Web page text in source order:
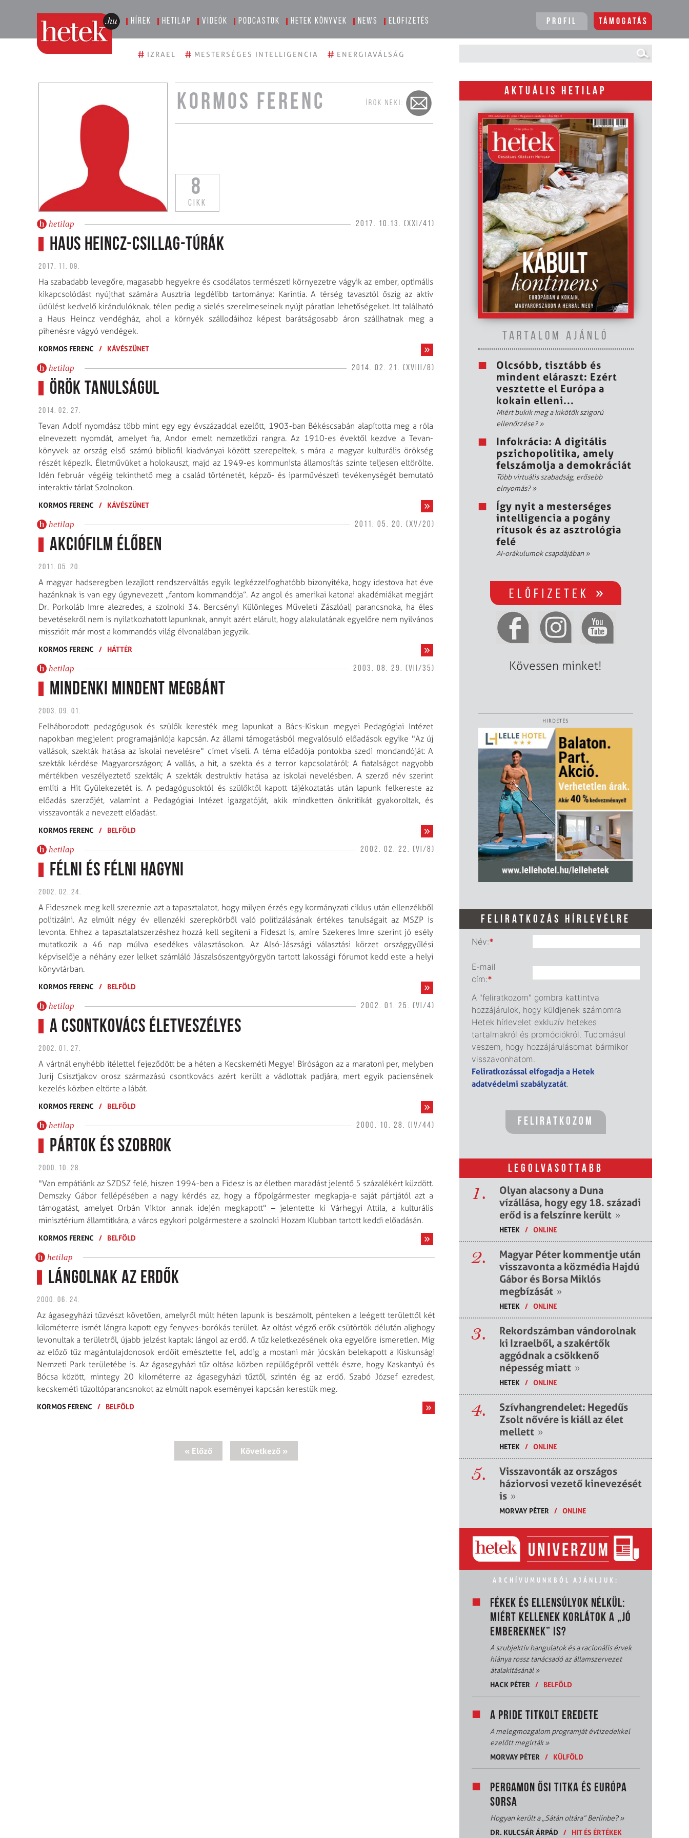
Hírek Hetilap Videók Podcastok Hetek könyvek News Előfizetés Profil Támogatás
# IZRAEL # MESTERSÉGES INTELLIGENCIA # ENERGIAVÁLSÁG
KORMOS FERENC ÍROK NEKI:
8
CIKK
hetilap 2017. 10.13. (XXI/41)
HAUS HEINCZ-CSILLAG-TÚRÁK
2017. 11. 09.
Ha szabadabb levegőre, magasabb hegyekre és csodálatos természeti környezetre vágyik az ember, optimális
kikapcsolódást nyújthat számára Ausztria legdélibb tartománya: Karintia. A térség tavasztól őszig az aktív
üdülést kedvelő kirándulóknak, télen pedig a síelés szerelmeseinek nyújt páratlan lehetőségeket. Itt található
a Haus Heincz vendégház, ahol a környék szállodáihoz képest barátságosabb áron szállhatnak meg a
pihenésre vágyó vendégek.
KORMOS FERENC / KÁVÉSZÜNET
hetilap 2014. 02. 21. (XVIII/8)
Örök tanulságul
2014. 02. 27.
Tevan Adolf nyomdász több mint egy egy évszázaddal ezelőtt, 1903-ban Békéscsabán alapította meg a róla
elnevezett nyomdát, amelyet fia, Andor emelt nemzetközi rangra. Az 1910-es évektől kezdve a Tevan-
könyvek az ország első számú bibliofil kiadványai között szerepeltek, s mára a magyar kulturális örök­ség
részét képezik. Életművüket a holokauszt, majd az 1949-es kommunista államosítás szinte teljesen eltörölte.
Idén február végéig tekinthető meg a család történetét, képző- és iparmű­vészeti tevékenységét bemutató
interaktív tárlat Szolnokon.
KORMOS FERENC / KÁVÉSZÜNET
hetilap 2011. 05. 20. (XV/20)
Akciófilm élőben
2011. 05. 20.
A magyar hadseregben lezajlott rendszerváltás egyik legkézzelfoghatóbb bizonyítéka, hogy idestova hat éve
hazánknak is van egy úgynevezett „fantom kommandója”. Az angol és amerikai katonai akadémiákat megjárt
Dr. Porkoláb Imre alezredes, a szolnoki 34. Bercsényi Különleges Műveleti Zászlóalj parancsnoka, ha éles
bevetésekről nem is nyilatkozhatott lapunknak, annyit azért elárult, hogy alakulatának egyelőre nem nyilvános
misszióit már most a kommandós világ élvonalában jegyzik.
KORMOS FERENC / HÁTTÉR
hetilap 2003. 08. 29. (VII/35)
Mindenki mindent megbánt
2003. 09. 01.
Felháborodott pedagógusok és szülők keresték meg lapunkat a Bács-Kiskun megyei Pedagógiai Intézet
napokban megjelent programajánlója kapcsán. Az állami támogatásból megvalósuló előadások egyike "Az új
vallások, szekták hatása az iskolai nevelésre" címet viseli. A téma előadója pontokba szedi mondandóját: A
szekták kérdése Magyarországon; A vallás, a hit, a szekta és a terror kapcsolatáról; A fiatalságot nagyobb
mértékben veszélyeztető szekták; A szekták destruktív hatása az iskolai nevelésben. A szerző név szerint
említi a Hit Gyülekezetét is. A pedagógusoktól és szülőktől kapott tájékoztatás után lapunk felkereste az
előadás szerzőjét, valamint a Pedagógiai Intézet igazgatóját, akik mindketten önkritikát gyakoroltak, és
visszavonták a nevezett előadást.
KORMOS FERENC / BELFÖLD
hetilap 2002. 02. 22. (VI/8)
Félni és félni hagyni
2002. 02. 24.
A Fidesznek meg kell szereznie azt a tapasztalatot, hogy milyen érzés egy kormányzati ciklus után ellenzékből
politizálni. Az elmúlt négy év ellenzéki szerepkörből való politizálásának értékes tanulságait az MSZP is
levonta. Ehhez a tapasztalatszerzéshez hozzá kell segíteni a Fideszt is, amire Szekeres Imre szerint jó esély
mutatkozik a 46 nap múlva esedékes választásokon. Az Alsó-Jászsági választási körzet országgyűlési
képviselője a néhány ezer lelket számláló Jászalsószentgyörgyön tartott lakossági fórumot kedd este a helyi
könyvtárban.
KORMOS FERENC / BELFÖLD
hetilap 2002. 01. 25. (VI/4)
A csontkovács életveszélyes
2002. 01. 27.
A vártnál enyhébb ítélettel fejeződött be a héten a Kecskeméti Megyei Bíróságon az a maratoni per, melyben
Jurij Csisztjakov orosz származású csontkovács azért került a vádlottak padjára, mert egyik paciensének
kezelés közben eltörte a lábát.
KORMOS FERENC / BELFÖLD
hetilap 2000. 10. 28. (IV/44)
Pártok és szobrok
2000. 10. 28.
"Van empátiánk az SZDSZ felé, hiszen 1994-ben a Fidesz is az életben maradást jelentő 5 százalékért küzdött.
Demszky Gábor fellépésében a nagy kérdés az, hogy a főpolgármester megkapja-e saját pártjától azt a
támogatást, amelyet Orbán Viktor annak idején megkapott" – jelentette ki Várhegyi Attila, a kulturális
minisztérium államtitkára, a város egykori polgármestere a szolnoki Hozam Klubban tartott keddi előadásán.
KORMOS FERENC / BELFÖLD
hetilap
Lángolnak az erdők
2000. 06. 24.
Az ágasegyházi tűzvészt követően, amelyről múlt héten lapunk is beszámolt, pénteken a leégett területtől két
kilométerre ismét lángra kapott egy fenyves-borókás terület. Az oltást végző erők csütörtök délután alighogy
levonultak a területről, újabb jelzést kaptak: lángol az erdő. A tűz keletkezésének oka egyelőre ismeretlen. Míg
az előző tűz magántulajdonosok erdőit emésztette fel, addig a mostani már jócskán belekapott a Kiskunsági
Nemzeti Park területébe is. Az ágasegyházi tűz oltása közben repülőgépről vették észre, hogy Kaskantyú és
Bócsa között, mintegy 20 kilométerre az ágasegyházi tűztől, szintén ég az erdő. Szabó József ezredest,
kecskeméti tűzoltóparancsnokot az elmúlt napok eseményei kapcsán kerestük meg.
KORMOS FERENC / BELFÖLD
« Előző Következő »
AKTUÁLIS HETILAP
TARTALOM AJÁNLÓ
Olcsóbb, tisztább és
mindent eláraszt: Ezért
vesztette el Európa a
kokain elleni...
Miért bukik meg a kikötők szigorú
ellenőrzése?»
Infokrácia: A digitális
pszichopolitika, amely
felszámolja a demokráciát
Több virtuális szabadság, erősebb
elnyomás?»
Így nyit a mesterséges
intelligencia a pogány
rítusok és az asztrológia
felé
AI-orákulumok csapdájában»
Kövessen minket!
HIRDETÉS
FELIRATKOZÁS HÍRLEVÉLRE
Név:*
E-mail
cím:*
A "feliratkozom" gombra kattintva
hozzájárulok, hogy küldjenek számomra
Hetek hírlevelet exkluzív hetekes
tartalmakról és promóciókról. Tudomásul
veszem, hogy hozzájárulásomat bármikor
visszavonhatom.
Feliratkozással elfogadja a Hetek
adatvédelmi szabályzatát
LEGOLVASOTTABB
1.
Olyan alacsony a Duna
vízállása, hogy egy 18. századi
erőd is a felszínre került »
HETEK / ONLINE
2.
Magyar Péter kommentje után
visszavonta a közmédia Hajdú
Gábor és Borsa Miklós
megbízását »
HETEK / ONLINE
3.
Rekordszámban vándorolnak
ki Izraelből, a szakértők
aggódnak a csökkenő
népesség miatt »
HETEK / ONLINE
4.
Szívhangrendelet: Hegedűs
Zsolt nővére is kiáll az élet
mellett »
HETEK / ONLINE
5.
Visszavonták az országos
háziorvosi vezető kinevezését
is »
MORVAY PÉTER / ONLINE
ARCHÍVUMUNKBÓL AJÁNLJUK:
FÉKEK ÉS ELLENSÚLYOK NÉLKÜL:
MIÉRT KELLENEK KORLÁTOK A „JÓ
EMBEREKNEK” IS?
A szubjektív hangulatok és a racionális érvek
hiánya rossz tanácsadó az államszervezet
átalakításánál»
HACK PÉTER
/ BELFÖLD
A PRIDE TITKOLT EREDETE
A melegmozgalom programját évtizedekkel
ezelőtt megírták»
MORVAY PÉTER
/ KÜLFÖLD
PERGAMON ŐSI TITKA ÉS EURÓPA
SORSA
Hogyan került a „Sátán oltára” Berlinbe?»
DR. KULCSÁR ÁRPÁD
/ HIT ÉS ÉRTÉKEK